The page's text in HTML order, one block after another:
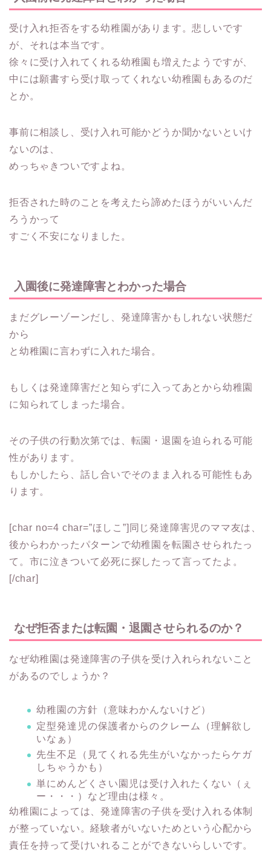
受け入れ拒否をする幼稚園があります。悲しいです
が、それは本当です。
徐々に受け入れてくれる幼稚園も増えたようですが、
中には願書すら受け取ってくれない幼稚園もあるのだ
とか。
事前に相談し、受け入れ可能かどうか聞かないといけ
ないのは、
めっちゃきついですよね。
拒否された時のことを考えたら諦めたほうがいいんだ
ろうかって
すごく不安になりました。
入園後に発達障害とわかった場合
まだグレーゾーンだし、発達障害かもしれない状態だ
から
と幼稚園に言わずに入れた場合。
もしくは発達障害だと知らずに入ってあとから幼稚園
に知られてしまった場合。
その子供の行動次第では、転園・退園を迫られる可能
性があります。
もしかしたら、 話し合いでそのまま入れる可能性 もあ
ります。
[char no=4 char=”ほしこ”]同じ発達障害児のママ友は、
後からわかったパターンで幼稚園を転園させられたっ
て。市に泣きついて必死に探したって言ってたよ。
[/char]
なぜ拒否または転園・退園させられるのか？
なぜ幼稚園は発達障害の子供を受け入れられないこと
があるのでしょうか？
幼稚園の方針（意味わかんないけど）
定型発達児の保護者からのクレーム（理解欲し
いなぁ）
先生不足（見てくれる先生がいなかったらケガ
しちゃうかも）
単にめんどくさい園児は受け入れたくない（ぇ
ー・・・）など理由は様々。
幼稚園によっては、発達障害の子供を受け入れる体制
が整っていない。経験者がいないためという心配から
責任を持って受けいれることができないらしいです。